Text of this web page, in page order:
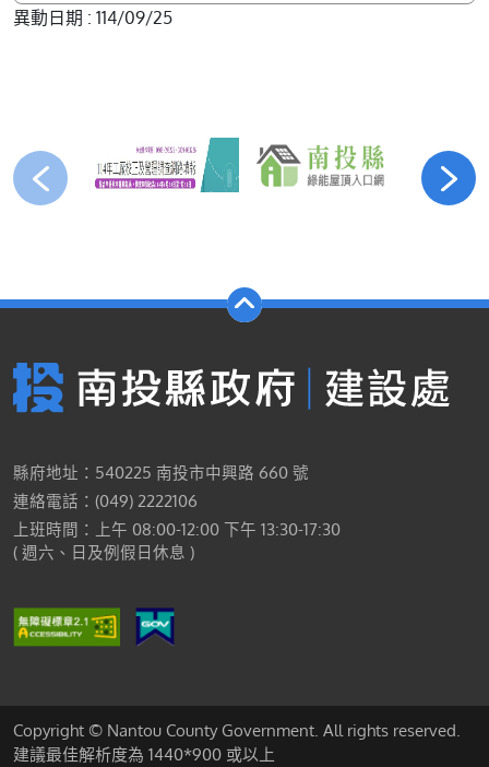
異動日期 : 114/09/25
縣府地址：540225 南投市中興路 660 號
連絡電話：(049) 2222106
上班時間：上午 08:00-12:00 下午 13:30-17:30
( 週六、日及例假日休息 )
Copyright © Nantou County Government. All rights reserved.
建議最佳解析度為 1440*900 或以上